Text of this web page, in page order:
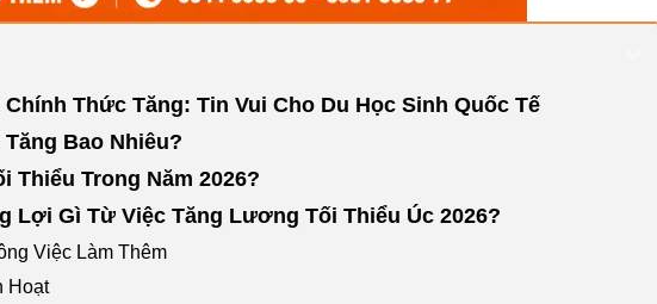
Thức Tăng: Tin Vui Cho Du Học Sinh Quốc Tế
Bao Nhiêu?
Thiểu Trong Năm 2026?
Lợi Gì Từ Việc Tăng Lương Tối Thiểu Úc 2026?
Việc Làm Thêm
Hoạt